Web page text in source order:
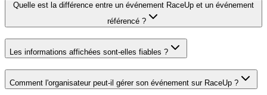
Quelle est la différence entre un événement RaceUp et un événement
référencé ?
Les informations affichées sont-elles fiables ?
Comment l'organisateur peut-il gérer son événement sur RaceUp ?